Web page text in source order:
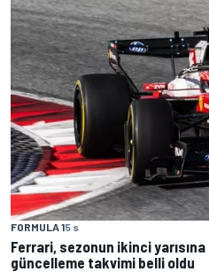
FORMULA 15 s
Ferrari, sezonun ikinci yarısına
güncelleme takvimi belli oldu